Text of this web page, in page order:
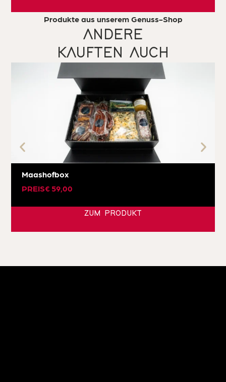
Produkte aus unserem Genuss-Shop
ANDERE
KAUFTEN AUCH
Maashofbox
PREIS€59,00
ZUM PRODUKT